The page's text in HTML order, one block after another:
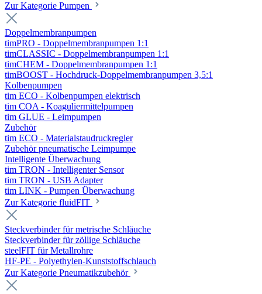
Zur Kategorie Pumpen
Doppelmembranpumpen
timPRO - Doppelmembranpumpen 1:1
timCLASSIC - Doppelmembranpumpen 1:1
timCHEM - Doppelmembranpumpen 1:1
timBOOST - Hochdruck-Doppelmembranpumpen 3,5:1
Kolbenpumpen
tim ECO - Kolbenpumpen elektrisch
tim COA - Koaguliermittelpumpen
tim GLUE - Leimpumpen
Zubehör
tim ECO - Materialstaudruckregler
Zubehör pneumatische Leimpumpe
Intelligente Überwachung
tim TRON - Intelligenter Sensor
tim TRON - USB Adapter
tim LINK - Pumpen Überwachung
Zur Kategorie fluidFIT
Steckverbinder für metrische Schläuche
Steckverbinder für zöllige Schläuche
steelFIT für Metallrohre
HF-PE - Polyethylen-Kunststoffschlauch
Zur Kategorie Pneumatikzubehör